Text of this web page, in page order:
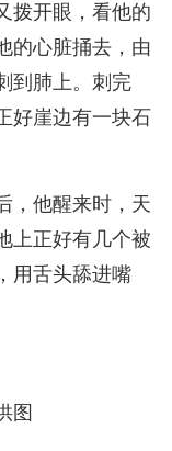
拨开眼，看他的
的心脏捅去，由
到肺上。刺完
好崖边有一块石
，他醒来时，天
上正好有几个被
用舌头舔进嘴
图